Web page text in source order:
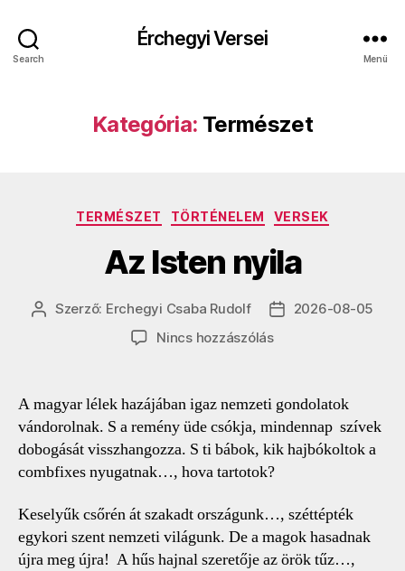
Search
Érchegyi Versei
Menü
Kategória: Természet
Kategóriák
TERMÉSZET TÖRTÉNELEM VERSEK
Az Isten nyila
Bejegyzés
Szerző: Erchegyi Csaba Rudolf
Bejegyzés
2026-08-05
Nincs hozzászólása(z)
bejegyzéshez
A magyar lélek hazájában igaz nemzeti gondolatok
vándorolnak. S a remény üde csókja, mindennap szívek
dobogását visszhangozza. S ti bábok, kik hajbókoltok a
combfixes nyugatnak…, hova tartotok?
Keselyűk csőrén át szakadt országunk…, széttépték
egykori szent nemzeti világunk. De a magok hasadnak
újra meg újra! A hűs hajnal szeretője az örök tűz…,